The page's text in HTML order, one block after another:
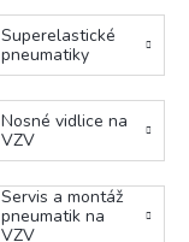
Superelastické
pneumatiky
Nosné vidlice na
VZV
Servis a montáž
pneumatik na
VZV